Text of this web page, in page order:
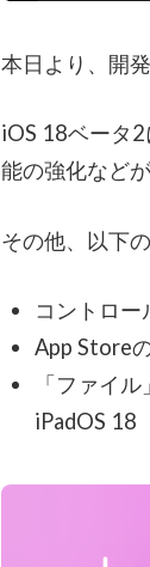
本日より、開
iOS 18ベータ
能の強化など
その他、以下
コントロー
App Store
「ファイ
iPadOS 18